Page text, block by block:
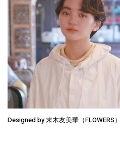
Designed by 末木友美華（FLOWERS）